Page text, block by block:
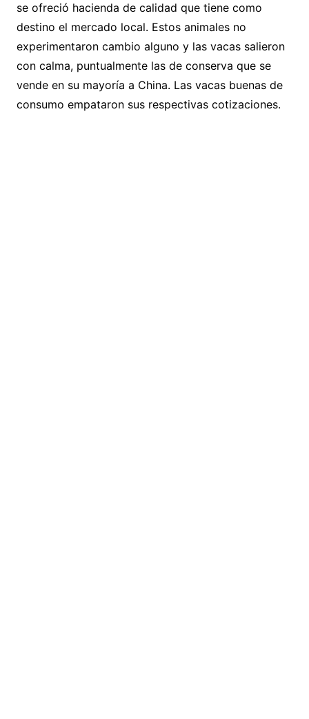
se ofreció hacienda de calidad que tiene como
destino el mercado local. Estos animales no
experimentaron cambio alguno y las vacas salieron
con calma, puntualmente las de conserva que se
vende en su mayoría a China. Las vacas buenas de
consumo empataron sus respectivas cotizaciones.